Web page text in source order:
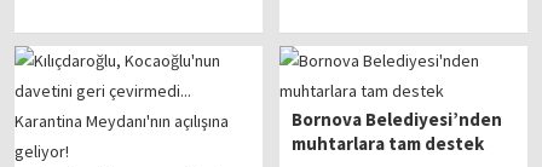
Bornova Belediyesi’nden
muhtarlara tam destek